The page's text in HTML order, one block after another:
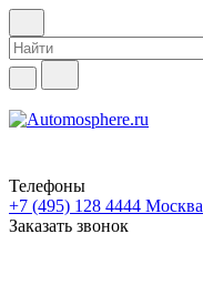
Телефоны
+7 (495) 128 4444 Москва
Заказать звонок